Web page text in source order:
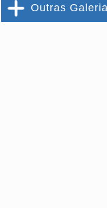
Outras